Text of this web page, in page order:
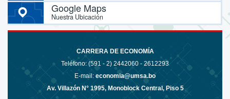
Google Maps
Nuestra Ubicación
CARRERA DE ECONOMÍA
Teléfono: (591 - 2) 2442060 - 2612293
E-mail: economia@umsa.bo
Av. Villazón N° 1995, Monoblock Central, Piso 5